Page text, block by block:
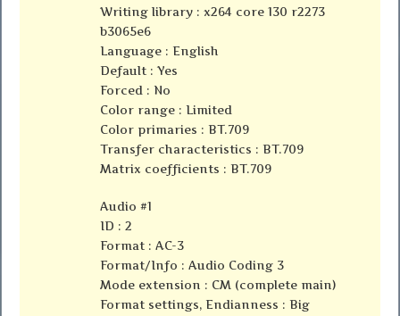
Writing library : x264 core 130 r2273
b3065e6
Language : English
Default : Yes
Forced : No
Color range : Limited
Color primaries : BT.709
Transfer characteristics : BT.709
Matrix coefficients : BT.709
Audio #1
ID : 2
Format : AC-3
Format/Info : Audio Coding 3
Mode extension : CM (complete main)
Format settings, Endianness : Big